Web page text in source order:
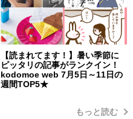
【読まれてます！】暑い季節に
ピッタリの記事がランクイン！
kodomoe web 7月5日～11日の
週間TOP5★
もっと読む